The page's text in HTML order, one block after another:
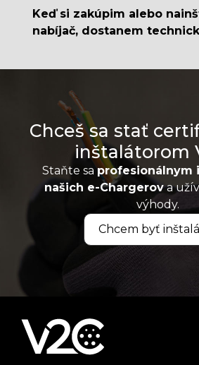
Keď si zakúpim alebo
nabíjač, dostanem
Chceš sa stať
inštalátorom
Staňte saprofesionálnym
našich e-Chargerova
výhody.
Chcem byť